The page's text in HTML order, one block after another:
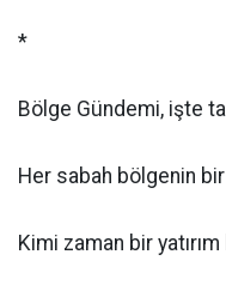
*
Bölge Gündemi, işte
Her sabah bölgenin
Kimi zaman bir